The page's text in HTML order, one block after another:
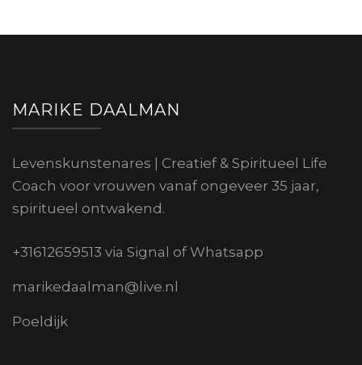
MARIKE DAALMAN
Levenskunstenares | Creatief & Spiritueel Life
Coach voor vrouwen vanaf ongeveer 35 jaar,
spiritueel ontwakend.
+31612659513 via Signal of Whatsapp
marikedaalman@live.nl
Poeldijk